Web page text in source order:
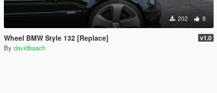
202 8
Wheel BMW Style 132 [Replace] v1.0
By davidbaach